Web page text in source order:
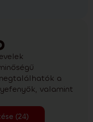
a
valamint
(24)